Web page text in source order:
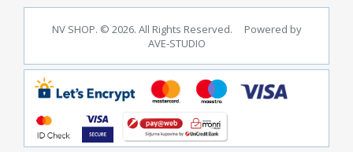
NV SHOP. © 2026. All Rights Reserved. Powered by
AVE-STUDIO